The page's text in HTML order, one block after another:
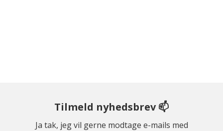
Tilmeld nyhedsbrev 📫
Ja tak, jeg vil gerne modtage e-mails med